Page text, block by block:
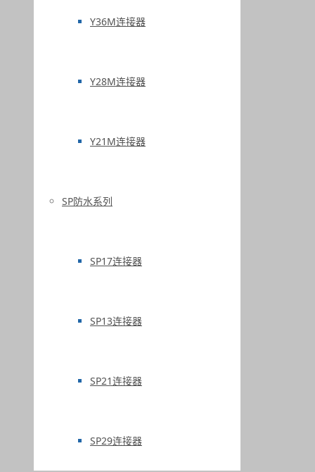
Y36M连接器
Y28M连接器
Y21M连接器
SP防水系列
SP17连接器
SP13连接器
SP21连接器
SP29连接器